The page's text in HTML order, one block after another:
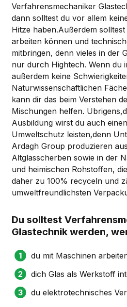
Verfahrensmechaniker
dann solltest du vor allem
Hitze haben.Außerdem
arbeiten können und
mitbringen, denn vieles in der
nur durch Hightech. Wenn du
außerdem keine
Naturwissenschaftlichen
kann dir das beim Verstehen
Mischungen helfen.
Ausbildung wirst du auch
Umweltschutz leisten,denn
Ardagh Group produzieren
Altglasscherben sowie in der
und heimischen Rohstoffen,
daher zu 100% recyceln und
umweltfreundlichsten
Du solltest
Glastechnik werden,
du mit Maschinen
dich Glas als Werkstoff
du elektrotechnisches